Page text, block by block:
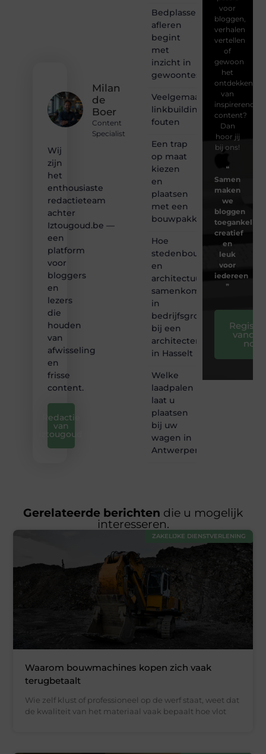
Milan
de
Boer
Content
Specialist
Wij
zijn
het
enthousiaste
redactieteam
achter
Iztougoud.be —
een
platform
voor
bloggers
en
lezers
die
houden
van
afwisseling
en
frisse
content.
Redactie
van
iztougoud
Bedplassen
afleren
begint
met
inzicht in
gewoontes
Veelgemaakte
linkbuilding
fouten
Een trap
op maat
kiezen
en
plaatsen
met een
bouwpakket
Hoe
stedenbouw
en
architectuur
samenkomen
in
bedrijfsgroei
bij een
architectenbureau
in Hasselt
Welke
laadpalen
laat u
plaatsen
bij uw
wagen in
Antwerpen?
voor
bloggen,
verhalen
vertellen
of
gewoon
het
ontdekken
van
inspirerende
content?
Dan
hoor jij
bij ons!
❝
Samen
maken
we
bloggen
toegankelijk,
creatief
en
leuk
voor
iedereen
❞
nog
Gerelateerde berichten die u mogelijk
interesseren.
ZAKELIJKE DIENSTVERLENING
Waarom bouwmachines kopen zich vaak
terugbetaalt
Wie zelf klust of professioneel op de werf staat, weet dat
de kwaliteit van het materiaal vaak bepaalt hoe vlot